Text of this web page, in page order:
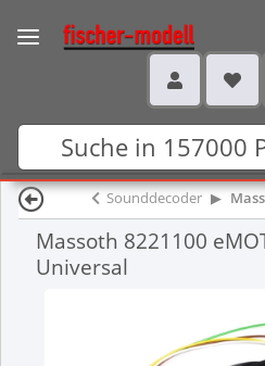
Sounddecoder
Massoth 8221100
Universal